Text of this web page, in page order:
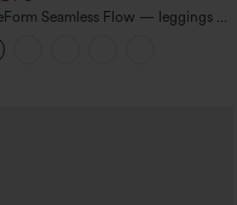
Seamless Flow — leggings de
sans coutures, taille mi-haute, effet
pour le ventre et liftant pour les